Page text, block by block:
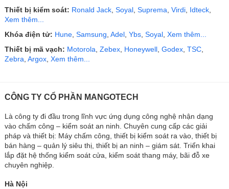
Thiết bị kiểm soát: Ronald Jack, Soyal, Suprema, Virdi, Idteck,
Xem thêm...
Khóa điện tử: Hune, Samsung, Adel, Ybs, Soyal, Xem thêm...
Thiết bị mã vạch: Motorola, Zebex, Honeywell, Godex, TSC,
Zebra, Argox, Xem thêm...
CÔNG TY CỔ PHẦN MANGOTECH
Là công ty đi đầu trong lĩnh vực ứng dụng công nghệ nhận dạng
vào chấm công – kiểm soát an ninh. Chuyên cung cấp các giải
pháp và thiết bị: Máy chấm công, thiết bị kiểm soát ra vào, thiết bị
bán hàng – quản lý siêu thị, thiết bị an ninh – giám sát. Triển khai
lắp đặt hệ thống kiểm soát cửa, kiểm soát thang máy, bãi đỗ xe
chuyên nghiệp.
Hà Nội